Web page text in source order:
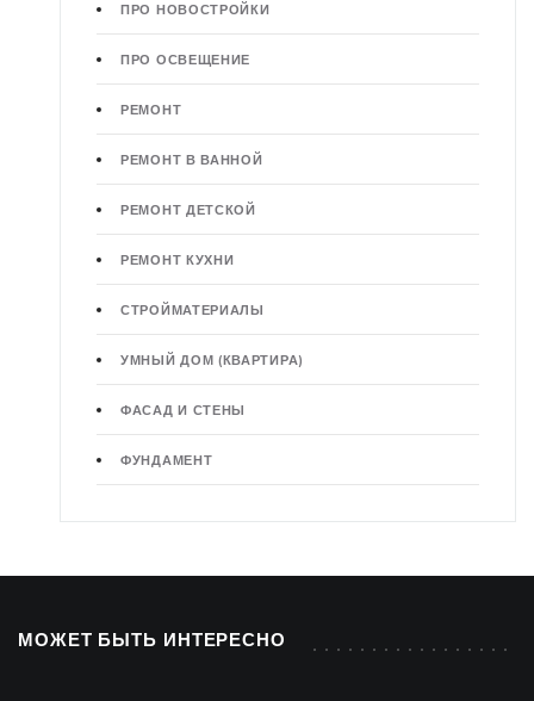
ПРО НОВОСТРОЙКИ
ПРО ОСВЕЩЕНИЕ
РЕМОНТ
РЕМОНТ В ВАННОЙ
РЕМОНТ ДЕТСКОЙ
РЕМОНТ КУХНИ
СТРОЙМАТЕРИАЛЫ
УМНЫЙ ДОМ (КВАРТИРА)
ФАСАД И СТЕНЫ
ФУНДАМЕНТ
МОЖЕТ БЫТЬ ИНТЕРЕСНО